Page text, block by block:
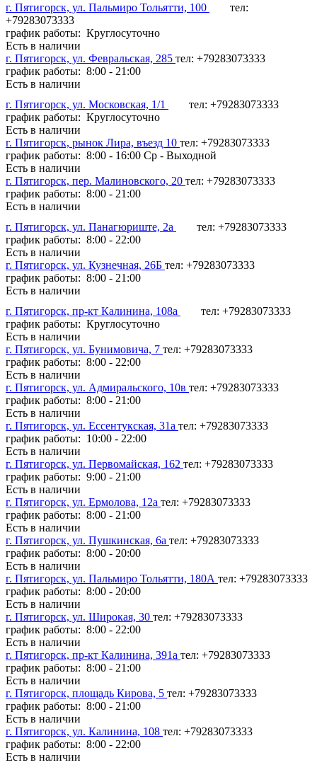
г. Пятигорск, ул. Пальмиро Тольятти, 100
тел:
+79283073333
график работы: Круглосуточно
Есть в наличии
г. Пятигорск, ул. Февральская, 285 тел: +79283073333
график работы: 8:00 - 21:00
Есть в наличии
г. Пятигорск, ул. Московская, 1/1
тел: +79283073333
график работы: Круглосуточно
Есть в наличии
г. Пятигорск, рынок Лира, въезд 10 тел: +79283073333
график работы: 8:00 - 16:00 Ср - Выходной
Есть в наличии
г. Пятигорск, пер. Малиновского, 20 тел: +79283073333
график работы: 8:00 - 21:00
Есть в наличии
г. Пятигорск, ул. Панагюриште, 2а
тел: +79283073333
график работы: 8:00 - 22:00
Есть в наличии
г. Пятигорск, ул. Кузнечная, 26Б тел: +79283073333
график работы: 8:00 - 21:00
Есть в наличии
г. Пятигорск, пр-кт Калинина, 108а
тел: +79283073333
график работы: Круглосуточно
Есть в наличии
г. Пятигорск, ул. Бунимовича, 7 тел: +79283073333
график работы: 8:00 - 22:00
Есть в наличии
г. Пятигорск, ул. Адмиральского, 10в тел: +79283073333
график работы: 8:00 - 21:00
Есть в наличии
г. Пятигорск, ул. Ессентукская, 31а тел: +79283073333
график работы: 10:00 - 22:00
Есть в наличии
г. Пятигорск, ул. Первомайская, 162 тел: +79283073333
график работы: 9:00 - 21:00
Есть в наличии
г. Пятигорск, ул. Ермолова, 12а тел: +79283073333
график работы: 8:00 - 21:00
Есть в наличии
г. Пятигорск, ул. Пушкинская, 6а тел: +79283073333
график работы: 8:00 - 20:00
Есть в наличии
г. Пятигорск, ул. Пальмиро Тольятти, 180А тел: +79283073333
график работы: 8:00 - 20:00
Есть в наличии
г. Пятигорск, ул. Широкая, 30 тел: +79283073333
график работы: 8:00 - 22:00
Есть в наличии
г. Пятигорск, пр-кт Калинина, 391а тел: +79283073333
график работы: 8:00 - 21:00
Есть в наличии
г. Пятигорск, площадь Кирова, 5 тел: +79283073333
график работы: 8:00 - 21:00
Есть в наличии
г. Пятигорск, ул. Калинина, 108 тел: +79283073333
график работы: 8:00 - 22:00
Есть в наличии